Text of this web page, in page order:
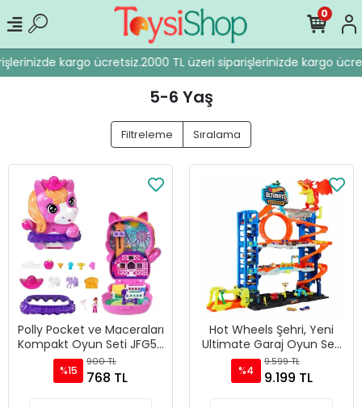
kargo ücretsiz.2000 TL üzeri siparişlerinizde kargo
0
5-6 Yaş
Filtreleme Sıralama
Polly Pocket ve Maceraları
Kompakt Oyun Seti JFG56
- Midilli
%15
900 TL
768 TL
Hot Wheels Şehri, Yeni
Ultimate Garaj Oyun Seti
- HKX48
%4
9.599 TL
9.199 TL